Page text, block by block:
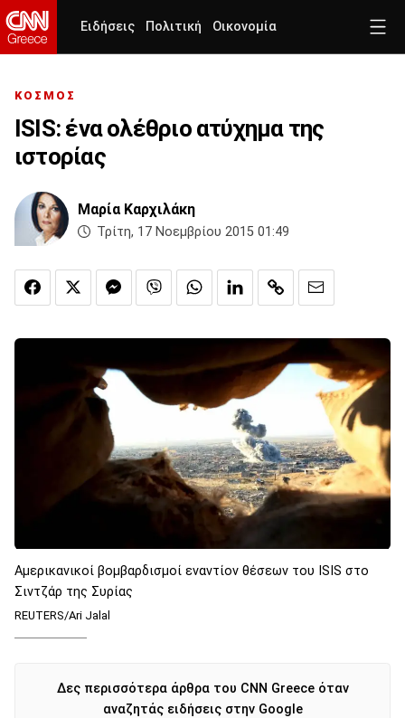
Ειδήσεις Πολιτική Οικονομία
ΚΟΣΜΟΣ
ISIS: ένα ολέθριο ατύχημα της
ιστορίας
Μαρία Καρχιλάκη
Τρίτη, 17 Νοεμβρίου 2015 01:49
Αμερικανικοί βομβαρδισμοί εναντίον θέσεων του ISIS στο
Σιντζάρ της Συρίας
REUTERS/Ari Jalal
Δες περισσότερα άρθρα του CNN Greece όταν
αναζητάς ειδήσεις στην Google